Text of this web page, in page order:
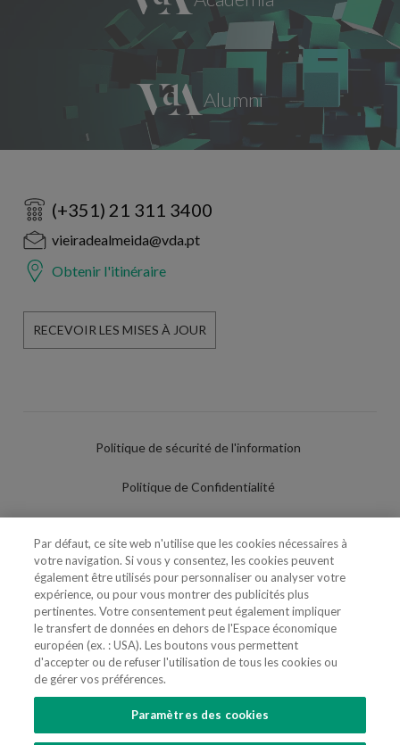
(+351) 21 311 3400
vieiradealmeida@vda.pt
Obtenir l'itinéraire
RECEVOIR LES MISES À JOUR
Politique de sécurité de l'information
Politique de Confidentialité
Politique de Cookies
Paramètres des cookies
Utilisation Frauduleuse du Nom/Brand
SUIVEZ-NOUS
Par défaut, ce site web n'utilise que les cookies nécessaires à
votre navigation. Si vous y consentez, les cookies peuvent
également être utilisés pour personnaliser ou analyser votre
expérience, ou pour vous montrer des publicités plus
pertinentes. Votre consentement peut également impliquer
le transfert de données en dehors de l'Espace économique
européen (ex. : USA). Les boutons vous permettent
d'accepter ou de refuser l'utilisation de tous les cookies ou
de gérer vos préférences.
Paramètres des cookies